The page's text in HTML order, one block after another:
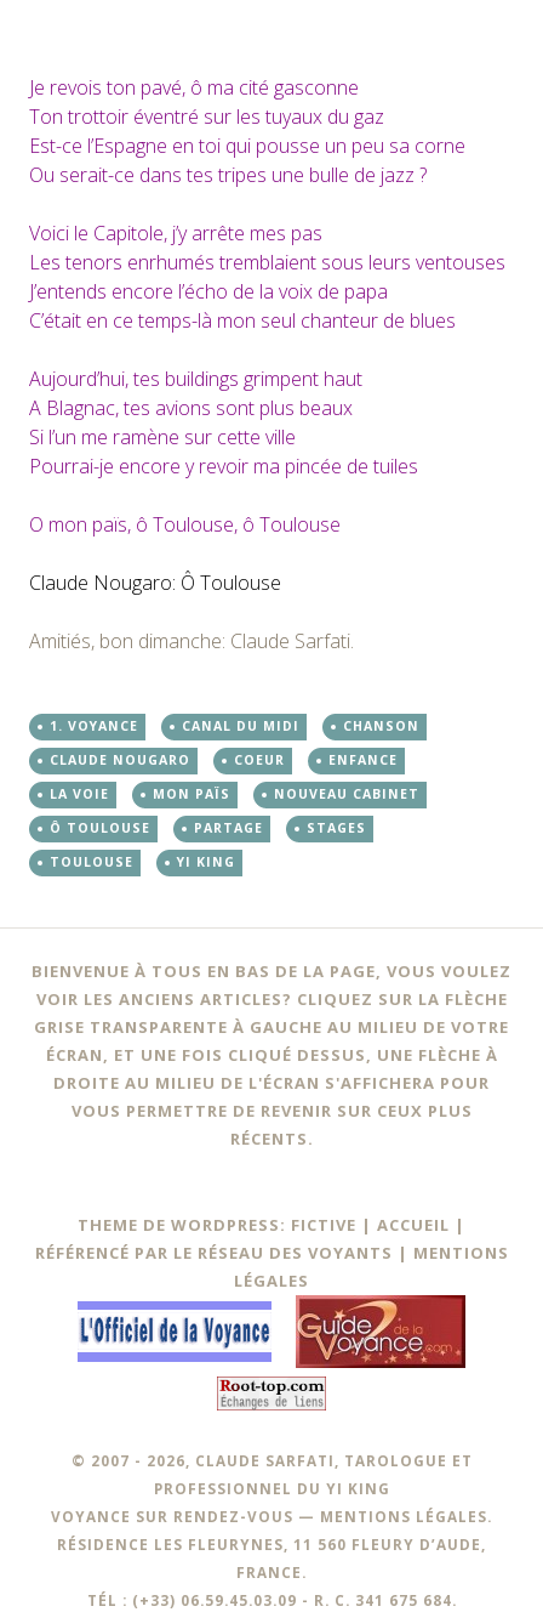
Je revois ton pavé, ô ma cité gasconne
Ton trottoir éventré sur les tuyaux du gaz
Est-ce l’Espagne en toi qui pousse un peu sa corne
Ou serait-ce dans tes tripes une bulle de jazz ?
Voici le Capitole, j’y arrête mes pas
Les tenors enrhumés tremblaient sous leurs ventouses
J’entends encore l’écho de la voix de papa
C’était en ce temps-là mon seul chanteur de blues
Aujourd’hui, tes buildings grimpent haut
A Blagnac, tes avions sont plus beaux
Si l’un me ramène sur cette ville
Pourrai-je encore y revoir ma pincée de tuiles
O mon païs, ô Toulouse, ô Toulouse
Claude Nougaro: Ô Toulouse
Amitiés, bon dimanche: Claude Sarfati.
1. VOYANCE CANAL DU MIDI
CHANSON
CLAUDE NOUGARO
COEUR
ENFANCE
LA VOIE
MON PAÏS
NOUVEAU CABINET
Ô TOULOUSE
PARTAGE
STAGES
TOULOUSE
YI KING
BIENVENUE À TOUS EN BAS DE LA PAGE, VOUS VOULEZ
VOIR LES ANCIENS ARTICLES? CLIQUEZ SUR LA FLÈCHE
GRISE TRANSPARENTE À GAUCHE AU MILIEU DE VOTRE
ÉCRAN, ET UNE FOIS CLIQUÉ DESSUS, UNE FLÈCHE À
DROITE AU MILIEU DE L'ÉCRAN S'AFFICHERA POUR
VOUS PERMETTRE DE REVENIR SUR CEUX PLUS
RÉCENTS.
THEME DE WORDPRESS: FICTIVE | ACCUEIL |
RÉFÉRENCÉ PAR LE RÉSEAU DES VOYANTS | MENTIONS
LÉGALES
© 2007 - 2026, CLAUDE SARFATI, TAROLOGUE ET
PROFESSIONNEL DU YI KING
VOYANCE SUR RENDEZ-VOUS — MENTIONS LÉGALES.
RÉSIDENCE LES FLEURYNES, 11 560 FLEURY D’AUDE,
FRANCE.
TÉL : (+33) 06.59.45.03.09 - R. C. 341 675 684.